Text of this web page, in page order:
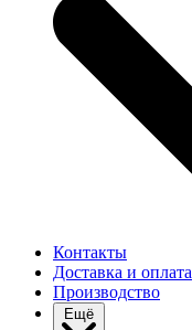
Контакты
Доставка и оплата
Производство